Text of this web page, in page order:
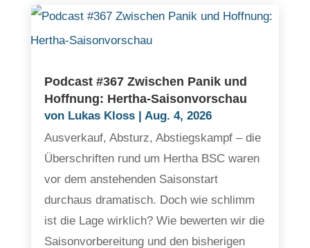
Podcast #367 Zwischen Panik und
Hoffnung: Hertha-Saisonvorschau
von Lukas Kloss| Aug. 4, 2026
Ausverkauf, Absturz, Abstiegskampf – die
Überschriften rund um Hertha BSC waren
vor dem anstehenden Saisonstart
durchaus dramatisch. Doch wie schlimm
ist die Lage wirklich? Wie bewerten wir die
Saisonvorbereitung und den bisherigen